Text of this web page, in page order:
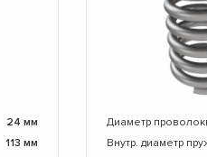
24 мм
113 мм
Диаметр
Внутр. диаметр